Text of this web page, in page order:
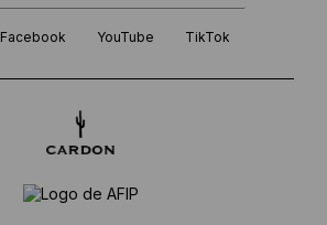
Facebook YouTube TikTok